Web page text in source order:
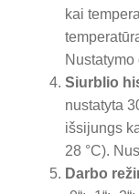
kai
Siurblio
nustatyta
išsijungs
28 °C).
Darbo